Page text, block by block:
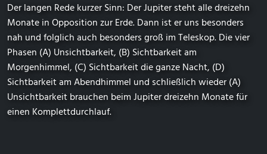
Der langen Rede kurzer Sinn: Der Jupiter steht alle dreizehn
Monate in Opposition zur Erde. Dann ist er uns besonders
nah und folglich auch besonders groß im Teleskop. Die vier
Phasen (A) Unsichtbarkeit, (B) Sichtbarkeit am
Morgenhimmel, (C) Sichtbarkeit die ganze Nacht, (D)
Sichtbarkeit am Abendhimmel und schließlich wieder (A)
Unsichtbarkeit brauchen beim Jupiter dreizehn Monate für
einen Komplettdurchlauf.